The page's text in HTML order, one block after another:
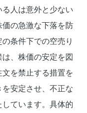
人は意外と少ない
の急激な下落を防
条件下での空売り
、株価の安定を図
を禁止する措置を
安定させ、不正な
ています。具体的